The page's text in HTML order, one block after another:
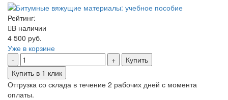
Рейтинг:
В наличии
4 500 руб.
Уже в корзине
Купить
Купить в 1 клик
Отгрузка со склада в течение 2 рабочих дней с момента
оплаты.